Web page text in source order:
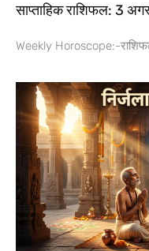
साप्ताहिक राशिफल: 3
Weekly Horoscope:-